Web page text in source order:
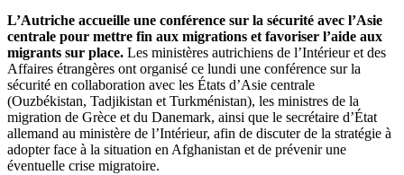
L’Autriche accueille une conférence sur la sécurité avec l’Asie
centrale pour mettre fin aux migrations et favoriser l’aide aux
migrants sur place. Les ministères autrichiens de l’Intérieur et des
Affaires étrangères ont organisé ce lundi une conférence sur la
sécurité en collaboration avec les États d’Asie centrale
(Ouzbékistan, Tadjikistan et Turkménistan), les ministres de la
migration de Grèce et du Danemark, ainsi que le secrétaire d’État
allemand au ministère de l’Intérieur, afin de discuter de la stratégie à
adopter face à la situation en Afghanistan et de prévenir une
éventuelle crise migratoire.